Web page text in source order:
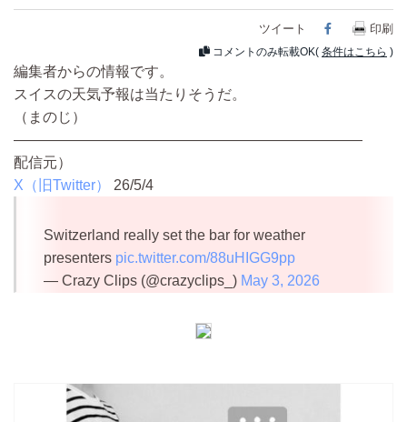
ツイート Facebook
印刷
コメントのみ転載OK( 条件はこちら )
編集者からの情報です。
スイスの天気予報は当たりそうだ。
（まのじ）
————————————————————————
配信元）
X（旧Twitter）
26/5/4
Switzerland really set the bar for weather
presenters pic.twitter.com/88uHIGG9pp
— Crazy Clips (@crazyclips_) May 3, 2026